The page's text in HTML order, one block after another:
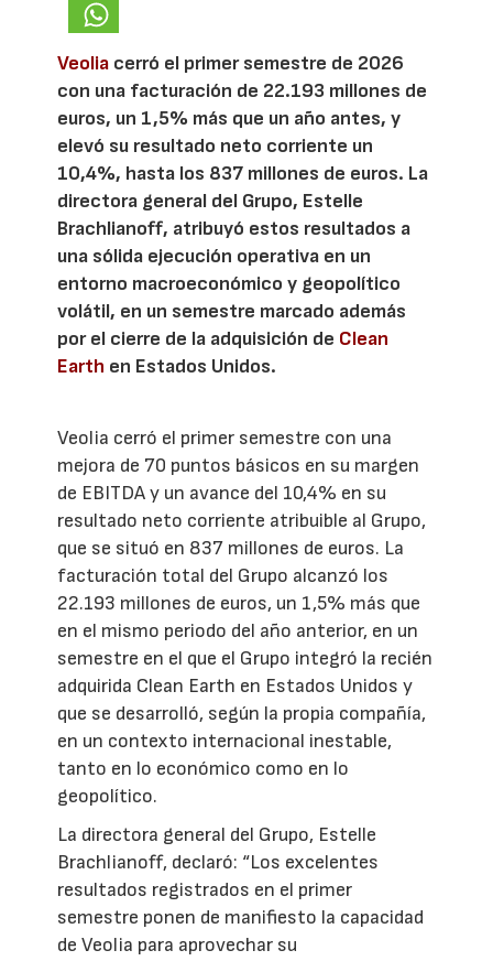
Veolia cerró el primer semestre de 2026
con una facturación de 22.193 millones de
euros, un 1,5% más que un año antes, y
elevó su resultado neto corriente un
10,4%, hasta los 837 millones de euros. La
directora general del Grupo, Estelle
Brachlianoff, atribuyó estos resultados a
una sólida ejecución operativa en un
entorno macroeconómico y geopolítico
volátil, en un semestre marcado además
por el cierre de la adquisición de Clean
Earth en Estados Unidos.
Veolia cerró el primer semestre con una
mejora de 70 puntos básicos en su margen
de EBITDA y un avance del 10,4% en su
resultado neto corriente atribuible al Grupo,
que se situó en 837 millones de euros. La
facturación total del Grupo alcanzó los
22.193 millones de euros, un 1,5% más que
en el mismo periodo del año anterior, en un
semestre en el que el Grupo integró la recién
adquirida Clean Earth en Estados Unidos y
que se desarrolló, según la propia compañía,
en un contexto internacional inestable,
tanto en lo económico como en lo
geopolítico.
La directora general del Grupo, Estelle
Brachlianoff, declaró: “Los excelentes
resultados registrados en el primer
semestre ponen de manifiesto la capacidad
de Veolia para aprovechar su